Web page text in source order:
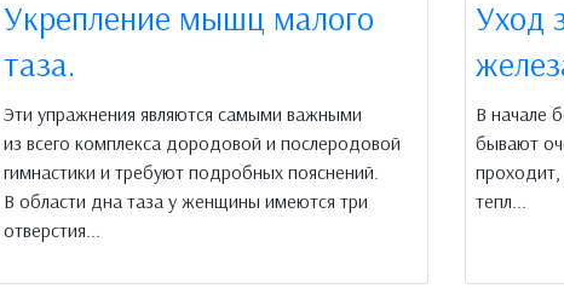
Укрепление мышц малого
таза.
Эти упражнения являются самыми важными
из всего комплекса дородовой и послеродовой
гимнастики и требуют подробных пояснений.
В области дна таза у женщины имеются три
отверстия...
Уход
В начале
бывают
проходит,
тепл...